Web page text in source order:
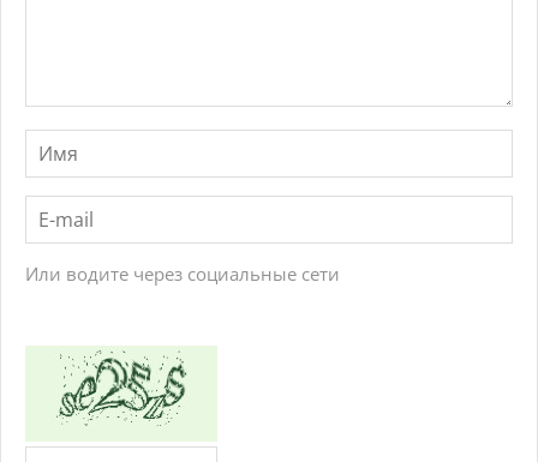
Или водите через социальные сети